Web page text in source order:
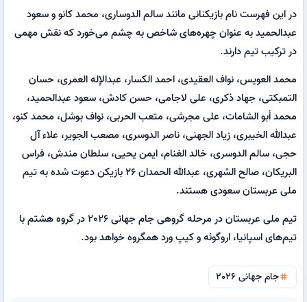
در این فهرست نام بازیکنانی مانند سالم الدوساری، محمد کانو و سعود
عبدالحمید به عنوان چهره‌های شاخص به چشم می‌خورد که نقش مهمی
در ترکیب تیم دارند.
محمد العویس، نواف العقیدی، احمد الکسار، عبدالإله العمری، حسان
التمبکتی، جهاد ذکری، علی لاجامی، حسن کادش، سعود عبدالحمید،
محمد أبو الشامات، علی مجرشی، متعب الحربی، نواف بوشل، محمد کنو،
عبدالله الخیبری، زیاد الجهنی، ناصر الدوسری، مصعب الجویر، علاء آل
حجی، سالم الدوسری، خالد الغنام، ایمن یحیی، سلطان مندش، فراس
البریکان، صالح الشهری، عبدالله الحمدان 26 بازیکن دعوت شده به تیم
ملی عربستان سعودی هستند.
تیم ملی عربستان در مرحله گروهی جام جهانی 2026 در گروه هشتم با
تیم‌های اسپانیا، اروگوئه و کیپ ورد همگروه خواهد بود.
tagجام جهانی 2026